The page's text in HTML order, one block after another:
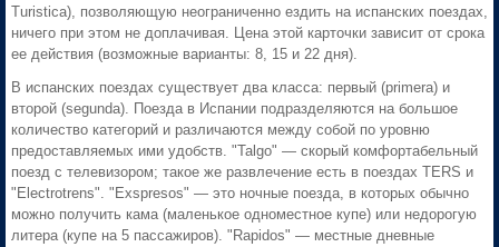
Turistica), позволяющую неограниченно ездить на испанских поездах,
ничего при этом не доплачивая. Цена этой карточки зависит от срока
ее действия (возможные варианты: 8, 15 и 22 дня).
В испанских поездах существует два класса: первый (primera) и
второй (segunda). Поезда в Испании подразделяются на большое
количество категорий и различаются между собой по уровню
предоставляемых ими удобств. "Talgo" — скорый комфортабельный
поезд с телевизором; такое же развлечение есть в поездах TERS и
"Electrotrens". "Exspresos" — это ночные поезда, в которых обычно
можно получить кама (маленькое одноместное купе) или недорогую
литера (купе на 5 пассажиров). "Rapidos" — местные дневные